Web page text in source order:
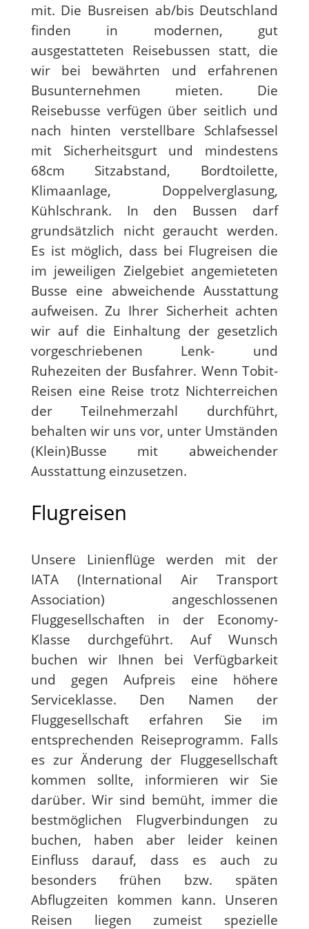
mit. Die Busreisen ab/bis Deutschland
finden in modernen, gut
ausgestatteten Reisebussen statt, die
wir bei bewährten und erfahrenen
Busunternehmen mieten. Die
Reisebusse verfügen über seitlich und
nach hinten verstellbare Schlafsessel
mit Sicherheitsgurt und mindestens
68cm Sitzabstand, Bordtoilette,
Klimaanlage, Doppelverglasung,
Kühlschrank. In den Bussen darf
grundsätzlich nicht geraucht werden.
Es ist möglich, dass bei Flugreisen die
im jeweiligen Zielgebiet angemieteten
Busse eine abweichende Ausstattung
aufweisen. Zu Ihrer Sicherheit achten
wir auf die Einhaltung der gesetzlich
vorgeschriebenen Lenk- und
Ruhezeiten der Busfahrer. Wenn Tobit-
Reisen eine Reise trotz Nichterreichen
der Teilnehmerzahl durchführt,
behalten wir uns vor, unter Umständen
(Klein)Busse mit abweichender
Ausstattung einzusetzen.
Flugreisen
Unsere Linienflüge werden mit der
IATA (International Air Transport
Association) angeschlossenen
Fluggesellschaften in der Economy-
Klasse durchgeführt. Auf Wunsch
buchen wir Ihnen bei Verfügbarkeit
und gegen Aufpreis eine höhere
Serviceklasse. Den Namen der
Fluggesellschaft erfahren Sie im
entsprechenden Reiseprogramm. Falls
es zur Änderung der Fluggesellschaft
kommen sollte, informieren wir Sie
darüber. Wir sind bemüht, immer die
bestmöglichen Flugverbindungen zu
buchen, haben aber leider keinen
Einfluss darauf, dass es auch zu
besonders frühen bzw. späten
Abflugzeiten kommen kann. Unseren
Reisen liegen zumeist spezielle